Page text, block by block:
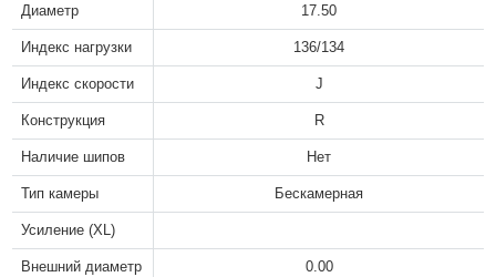
Диаметр 17.50
Индекс нагрузки 136/134
Индекс скорости J
Конструкция R
Наличие шипов Нет
Тип камеры Бескамерная
Усиление (XL)
Внешний диаметр 0.00